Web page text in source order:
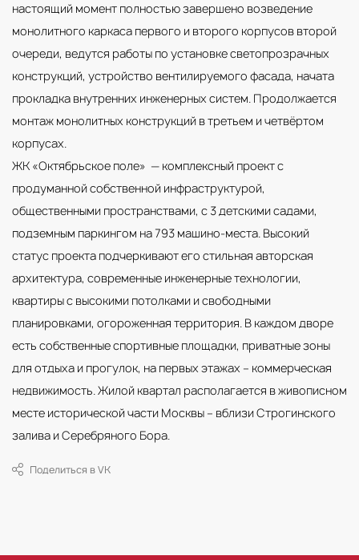
настоящий момент полностью завершено возведение
монолитного каркаса первого и второго корпусов второй
очереди, ведутся работы по установке светопрозрачных
конструкций, устройство вентилируемого фасада, начата
прокладка внутренних инженерных систем. Продолжается
монтаж монолитных конструкций в третьем и четвёртом
корпусах.
ЖК «Октябрьское поле» — комплексный проект с
продуманной собственной инфраструктурой,
общественными пространствами, с 3 детскими садами,
подземным паркингом на 793 машино-места. Высокий
статус проекта подчеркивают его стильная авторская
архитектура, современные инженерные технологии,
квартиры с высокими потолками и свободными
планировками, огороженная территория. В каждом дворе
есть собственные спортивные площадки, приватные зоны
для отдыха и прогулок, на первых этажах – коммерческая
недвижимость. Жилой квартал располагается в живописном
месте исторической части Москвы – вблизи Строгинского
залива и Серебряного Бора.
Поделиться в VK